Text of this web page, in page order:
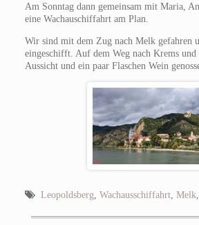
Am Sonntag dann gemeinsam mit Maria,
eine Wachauschiffahrt am Plan.
Wir sind mit dem Zug nach Melk gefahren
eingeschifft. Auf dem Weg nach Krems
Aussicht und ein paar Flaschen Wein
Leopoldsberg Wachausschiffahrt, Melk